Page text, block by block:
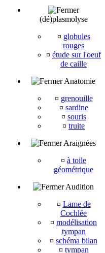
(dé)plasmolyse
¤ globules
rouges
¤ étude sur l'oeuf
de caille
Anatomie
¤ grenouille
¤ sardine
¤ souris
¤ truite
Araignées
¤ à toile
géométrique
Audition
¤ Lame de
Cochlée
¤ modélisation
tympan
¤ schéma bilan
¤ tympan